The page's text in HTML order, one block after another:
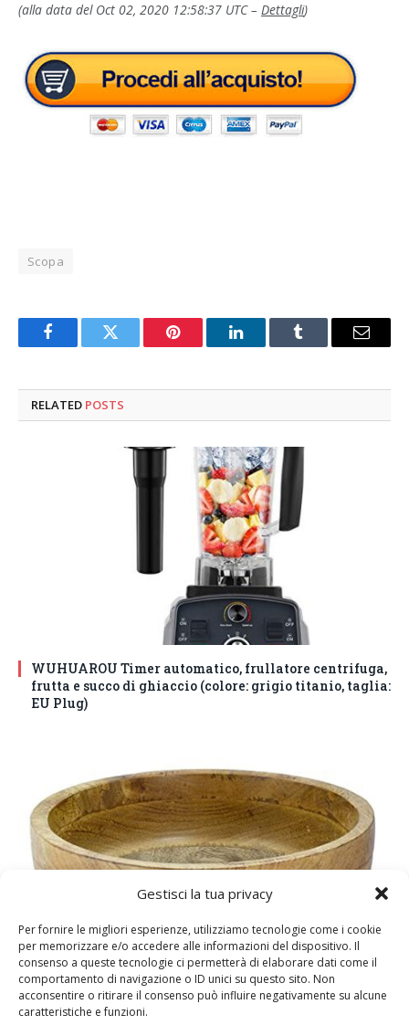
Gestisci la tua privacy
Per fornire le migliori esperienze, utilizziamo tecnologie come i cookie
per memorizzare e/o accedere alle informazioni del dispositivo. Il
consenso a queste tecnologie ci permetterà di elaborare dati come il
comportamento di navigazione o ID unici su questo sito. Non
acconsentire o ritirare il consenso può influire negativamente su alcune
caratteristiche e funzioni.
(alla data del Oct 02, 2020 12:58:37 UTC – Dettagli)
Scopa
FacebookTwitter Pinterest LinkedInTumblr Email
RELATED POSTS
WUHUAROU Timer automatico, frullatore centrifuga,
frutta e succo di ghiaccio (colore: grigio titanio, taglia:
EU Plug)
DM House Insalatiera grande in legno di mango, XXL,
24,5cm Ø x 9,5 cm di altezza, finitura a cera naturale
senza vernice artificiale. Fatto a mano, stile e design
unici.